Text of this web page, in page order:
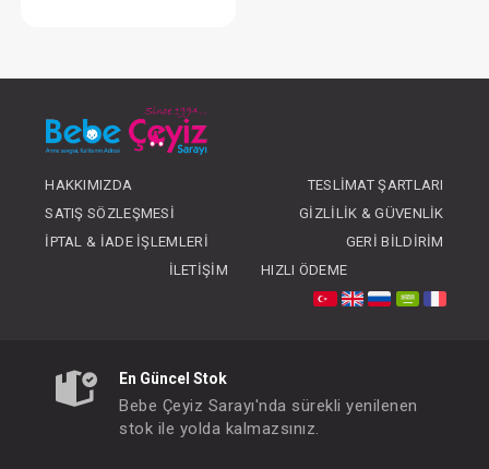
OLUNUZ
HAKKIMIZDA
TESLIMAT ŞARTLARI
SATIŞ SÖZLEŞMESI
GIZLILIK & GÜVENLIK
İPTAL & İADE İŞLEMLERI
GERI BILDIRIM
İLETIŞIM
HIZLI ÖDEME
En Güncel Stok
Bebe Çeyiz Sarayı'nda sürekli yenilenen
stok ile yolda kalmazsınız.